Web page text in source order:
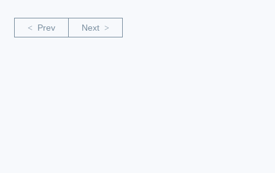
< Prev Next >